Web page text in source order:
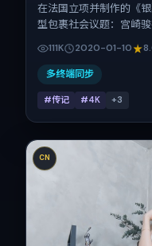
在法国立项并制作的《
型包裹社会议题：宫崎
01-10；片长109分钟；
众。
111K 2020-01-10
多终端同步
#传记 #4K +3
CN